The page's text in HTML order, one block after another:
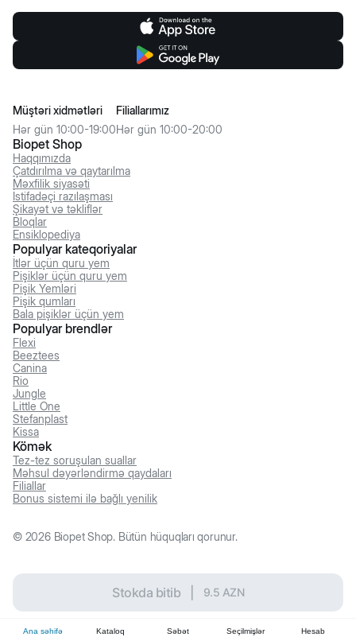
Stokda bitib 9.5 AZN
Biopet Shop
Haqqımızda
Çatdırılma və qaytarılma
Məxfilik siyasəti
İstifadəçi razılaşması
Şikayət və təkliflər
Bloqlar
Ensiklopediya
Müştəri xidmətləri
Hər gün 10:00-19:00
Filiallarımız
Hər gün 10:00-20:00
Populyar kateqoriyalar
İtlər üçün quru yem
Pişiklər üçün quru yem
Pişik Yemləri
Pişik qumları
Bala pişiklər üçün yem
Populyar brendlər
Flexi
Beeztees
Canina
Rio
Jungle
Little One
Stefanplast
Kissa
Kömək
Tez-tez soruşulan suallar
Məhsul dəyərləndirmə qaydaları
Filiallar
Bonus sistemi ilə bağlı yenilik
© 2026Biopet Shop. Bütün hüquqları qorunur.
Ana səhifə Kataloq Səbət Seçilmişlər Hesab